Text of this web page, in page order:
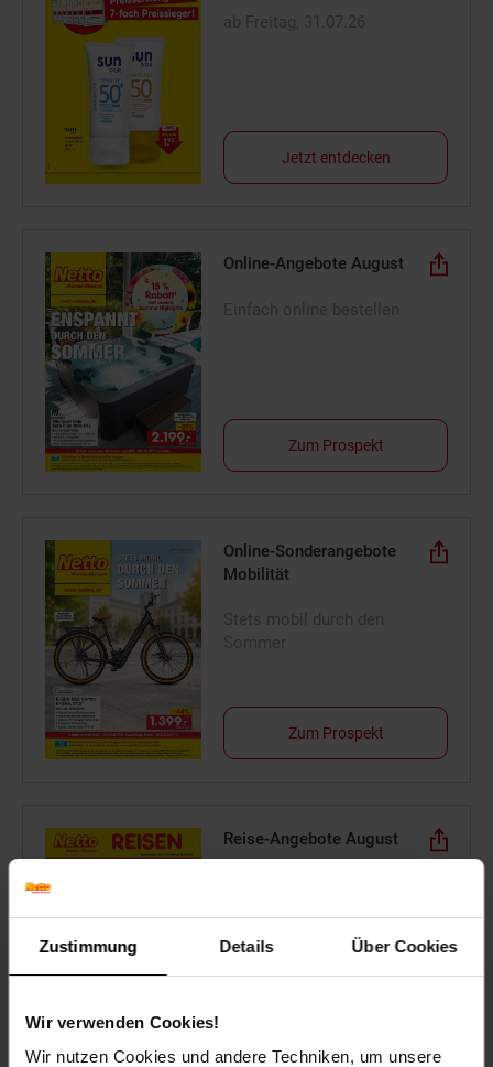
Zustimmung Details Über Cookies
Wir verwenden Cookies!
Wir nutzen Cookies und andere Techniken, um unsere
Jetzt entdecken
Online-Angebote August
Zum Prospekt
Online-Sonderangebote
Mobilität
Zum Prospekt
Reise-Angebote August